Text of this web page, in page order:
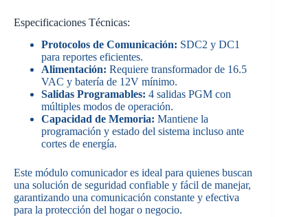
Especificaciones Técnicas:
Protocolos de Comunicación: SDC2 y DC1
para reportes eficientes.
Alimentación: Requiere transformador de 16.5
VAC y batería de 12V mínimo.
Salidas Programables: 4 salidas PGM con
múltiples modos de operación.
Capacidad de Memoria: Mantiene la
programación y estado del sistema incluso ante
cortes de energía.
Este módulo comunicador es ideal para quienes buscan
una solución de seguridad confiable y fácil de manejar,
garantizando una comunicación constante y efectiva
para la protección del hogar o negocio.